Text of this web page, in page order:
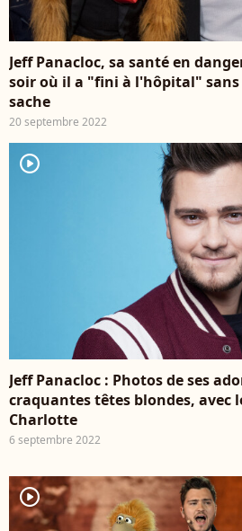
Jeff Panacloc, sa santé en
soir où il a "fini à l'hôpital" sans
sache
20 septembre 2022
player2
Jeff Panacloc : Photos de ses
craquantes têtes blondes, avec
Charlotte
6 septembre 2022
player2